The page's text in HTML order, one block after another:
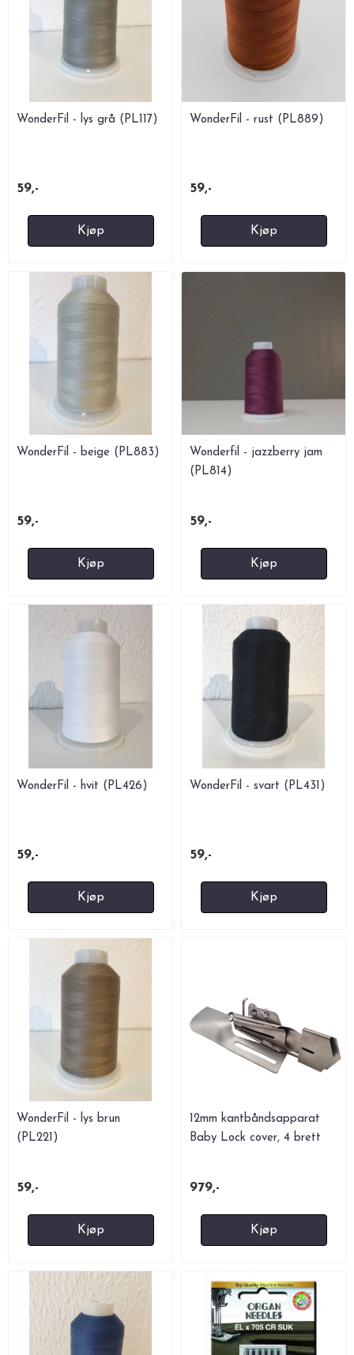
WonderFil - lys grå (PL117)
59,-
Kjøp
WonderFil - rust (PL889)
59,-
Kjøp
WonderFil - beige (PL883)
59,-
Kjøp
Wonderfil - jazzberry jam
(PL814)
59,-
Kjøp
WonderFil - hvit (PL426)
59,-
Kjøp
WonderFil - svart (PL431)
59,-
Kjøp
WonderFil - lys brun
(PL221)
59,-
Kjøp
12mm kantbåndsapparat
Baby Lock cover, 4 brett
979,-
Kjøp